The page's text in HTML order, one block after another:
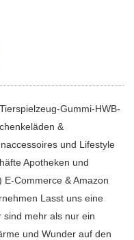
Gummi-HWB-
&
und Lifestyle
Apotheken und
Commerce & Amazon
Lasst uns eine
sind mehr als nur ein
und Wunder auf den